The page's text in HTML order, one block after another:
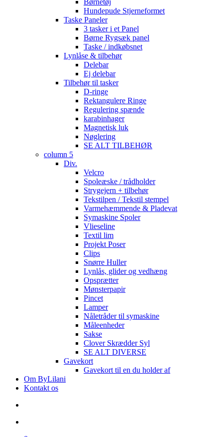
Børnetøj
Hundepude Stjerneformet
Taske Paneler
3 tasker i et Panel
Børne Rygsæk panel
Taske / indkøbsnet
Lynlåse & tilbehør
Delebar
Ej delebar
Tilbehør til tasker
D-ringe
Rektangulere Ringe
Regulering spænde
karabinhager
Magnetisk luk
Nøglering
SE ALT TILBEHØR
column 5
Div.
Velcro
Spoleæske / trådholder
Strygejern + tilbehør
Tekstilpen / Tekstil stempel
Varmehæmmende & Pladevat
Symaskine Spoler
Vlieseline
Textil lim
Projekt Poser
Clips
Snørre Huller
Lynlås, glider og vedhæng
Opsprætter
Mønsterpapir
Pincet
Lamper
Nåletråder til symaskine
Måleenheder
Sakse
Clover Skrædder Syl
SE ALT DIVERSE
Gavekort
Gavekort til en du holder af
Om ByLilani
Kontakt os